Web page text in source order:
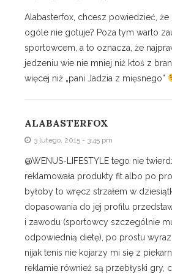
Alabasterfox, chcesz powiedzieć, że
ogóle nie gotuje? Poza tym warto
sportowcem, a to oznacza, że
jedzeniu wie nie mniej niż ktoś z
więcej niż „pani Jadzia z mięsnego”
ALABASTERFOX
3 lutego, 2015 - 3:45 pm
@WENUS-LIFESTYLE tego nie
reklamowała produkty fit albo po
byłoby to wręcz strzałem w
dopasowania do jej profilu
i zawodu (sportowcy szczególnie
odpowiednią dietę), po prostu
nijak tenis nie kojarzy mi się z
reklamie również są przebłyski gry,